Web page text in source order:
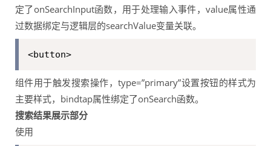
定了onSearchInput函数，用于处理输入事件，value属性通
过数据绑定与逻辑层的searchValue变量关联。
<button>
组件用于触发搜索操作，type=”primary”设置按钮的样式为
主要样式，bindtap属性绑定了onSearch函数。
搜索结果展示部分
使用